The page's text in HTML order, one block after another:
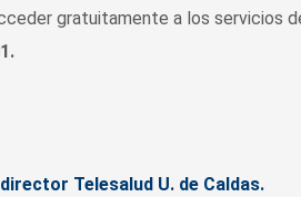
gratuitamente a los servicios
Telesalud U. de Caldas.